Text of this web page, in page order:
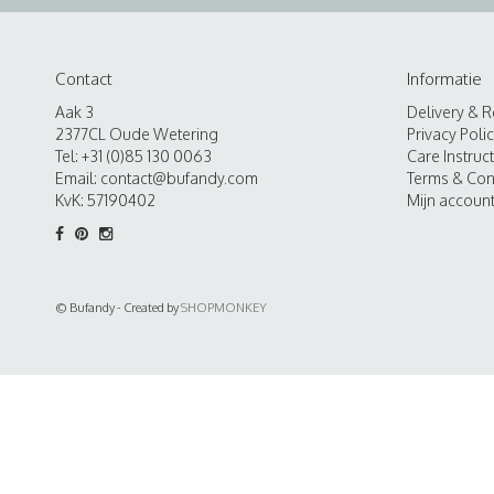
Contact
Aak 3
2377CL Oude Wetering
Tel: +31 (0)85 130 0063
Email: contact@bufandy.com
KvK: 57190402
Informatie
Delivery &
Privacy
Care
Terms &
Mijn account
© Bufandy - Created bySHOPMONKEY